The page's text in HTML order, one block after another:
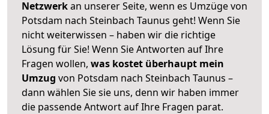
Netzwerkan unserer Seite, wenn es Umzüge von
Potsdam nach Steinbach Taunus geht! Wenn Sie
nicht weiterwissen – haben wir die richtige
Lösung für Sie! Wenn Sie Antworten auf Ihre
Fragen wollen, was kostet überhaupt mein
Umzug von Potsdam nach Steinbach Taunus –
dann wählen Sie sie uns, denn wir haben immer
die passende Antwort auf Ihre Fragen parat.